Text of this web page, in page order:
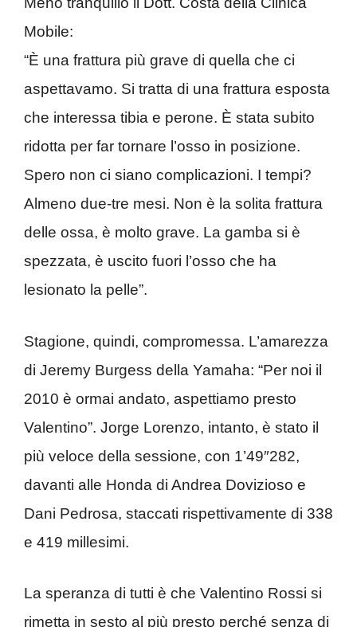
Mobile:
“È una frattura più grave di quella che ci
aspettavamo. Si tratta di una frattura esposta
che interessa tibia e perone. È stata subito
ridotta per far tornare l’osso in posizione.
Spero non ci siano complicazioni. I tempi?
Almeno due-tre mesi. Non è la solita frattura
delle ossa, è molto grave. La gamba si è
spezzata, è uscito fuori l’osso che ha
lesionato la pelle”.
Stagione, quindi, compromessa. L’amarezza
di Jeremy Burgess della Yamaha: “Per noi il
2010 è ormai andato, aspettiamo presto
Valentino”. Jorge Lorenzo, intanto, è stato il
più veloce della sessione, con 1’49″282,
davanti alle Honda di Andrea Dovizioso e
Dani Pedrosa, staccati rispettivamente di 338
e 419 millesimi.
La speranza di tutti è che Valentino Rossi si
rimetta in sesto al più presto perché senza di